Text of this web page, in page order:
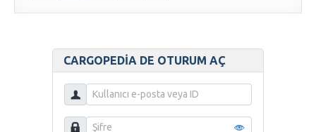
CARGOPEDIA DE OTURUM AÇ